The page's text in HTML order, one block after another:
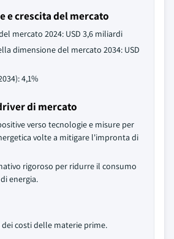
e crescita del mercato
mercato 2024: USD 3,6 miliardi
dimensione del mercato 2034: USD
4,1%
di mercato
verso tecnologie e misure per
volte a mitigare l'impronta di
rigoroso per ridurre il consumo
energia.
costi delle materie prime.